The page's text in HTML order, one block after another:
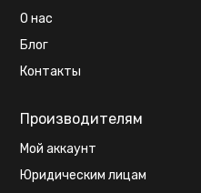
О нас
Блог
Контакты
Производителям
Мой аккаунт
Юридическим лицам